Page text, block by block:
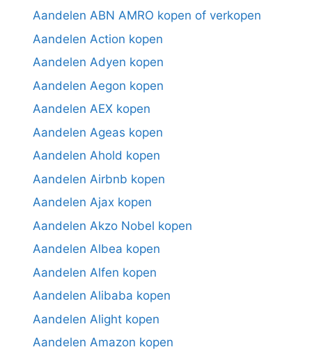
Aandelen ABN AMRO kopen of verkopen
Aandelen Action kopen
Aandelen Adyen kopen
Aandelen Aegon kopen
Aandelen AEX kopen
Aandelen Ageas kopen
Aandelen Ahold kopen
Aandelen Airbnb kopen
Aandelen Ajax kopen
Aandelen Akzo Nobel kopen
Aandelen Albea kopen
Aandelen Alfen kopen
Aandelen Alibaba kopen
Aandelen Alight kopen
Aandelen Amazon kopen